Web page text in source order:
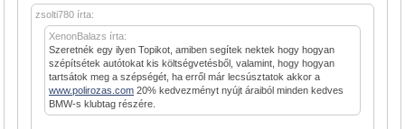
zsolti780 írta:
XenonBalazs írta:
Szeretnék egy ilyen Topikot, amiben segítek nektek hogy hogyan
szépítsétek autótokat kis költségvetésből, valamint, hogy hogyan
tartsátok meg a szépségét, ha erről már lecsúsztatok akkor a
www.polirozas.com 20% kedvezményt nyújt áraiból minden kedves
BMW-s klubtag részére.